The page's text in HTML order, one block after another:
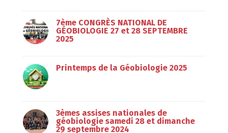
7ème CONGRÈS NATIONAL DE
GÉOBIOLOGIE 27 et 28 SEPTEMBRE
2025
Printemps de la Géobiologie 2025
3èmes assises nationales de
géobiologie samedi 28 et dimanche
29 septembre 2024